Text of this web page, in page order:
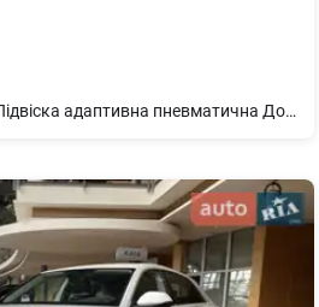
Додаткове обладнання: Підвіска адаптивна пневматична Додатковий захисний піддон двигуна Кермо 3-спицеве шкіряне з підігрівом Бампери у колір кузова Сидіння заднє plus Підігрів передніх сидінь Дзеркало внутрішнє з автом. затемненням безрамне Підлокітник централ. передній комфортний Audi Pre sense front Захист від пилу додатковий Дзеркала з пам’яттю і автом. затемненням з обох боків, електричним налаштуванням, підігрівом та складанням. Декор дуб сірий Клімат-контроль 4-зональний Audi virtual cockpit plus Світлодіодне освітлення зони посадки спереду і ззаду. Bang & Olufsen 3D Premium Sound System Подовжена гарантія додатково 2 роки або 120 000 км Органи управління глянцево-чорні з тактильним зв^язком Проекційний дисплей Мікрофібра Dinamica Frequenz/Шкіра з тисненням S. Гальмівні супорти червоного кольору Система попередж. про зміну смуги руху вкл. Audi pre sense rear, асистент безпечного виходу та асистент виїзду заднім ходом. Пакет-асистент Паркування вкл. камери кругового огляду. Комфортний ключ Сидіння передні з пам’яттю та з електрорегулюванням; з функцією пам’яті для обох передніх сидінь Світлодіодні матричні фари Фонова підсвітка plus Диски 5 W-подібних спиць 10Jx21 сірий графіт Засклення акустичне бічних вікон Спортивний пакет S line Пакет Бізнес - сервопривід зачинення дверей - Audi smartphone interface - Audi phone box light - рульова колонка з електроприводом регулювання - відсутність позначень моделі, технології на потужності на багажнику - 2 роз’єми USB-С з можливістю заряджання у задній частині салону, 2 роз’єми USB-С у 1-му ряді сидінь - шторка сонцезахисна з електроприводом для задніх бокових вікон, з ручним приводом для заднього скла.